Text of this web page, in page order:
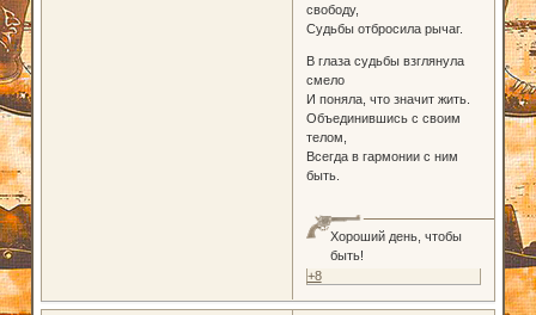
свободу,
Судьбы отбросила рычаг.
В глаза судьбы взглянула
смело
И поняла, что значит жить.
Объединившись с своим
телом,
Всегда в гармонии с ним
быть.
Хороший день, чтобы
быть!
+8